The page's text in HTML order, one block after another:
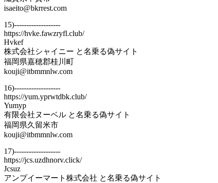
isaeito@bkrrest.com
15)-------------------
https://hvke.fawzryfl.club/
Hvkef
株式会社シャイニー と名乗る偽サイト
福岡県嘉穂郡桂川町
kouji@itbmmnlw.com
16)-------------------
https://yum.yprwtdbk.club/
Yumyp
有限会社ヌーベル と名乗る偽サイト
福岡県久留米市
kouji@itbmmnlw.com
17)-------------------
https://jcs.uzdhnorv.click/
Jcsuz
アンプイーマート株式会社 と名乗る偽サイト